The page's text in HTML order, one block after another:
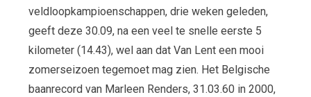
veldloopkampioenschappen, drie weken geleden,
geeft deze 30.09, na een veel te snelle eerste 5
kilometer (14.43), wel aan dat Van Lent een mooi
zomerseizoen tegemoet mag zien. Het Belgische
baanrecord van Marleen Renders, 31.03.60 in 2000,